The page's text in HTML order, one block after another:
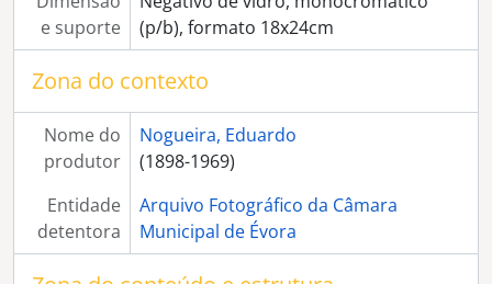
[Série] Exposição "Barristas do Alentejo", no Palácio de Dom Manuel
[Série] Imagens de lavoura encomendadas pelo Engenheiro Sardinha Oliveira
[Série] Feira de São João de 1948
[Série] Abertura da Rua de Olivença
[Série] Reprodução de pinturas não identificadas
[Série] Propriedade de João Lopes Fernandes
[Série] Gráfica Eborense
[Série] Aspectos de Beja
[Série] Moinhos em local não identificado
e suporte
(p/b), formato 18x24cm
Zona do contexto
Nome do
produtor
Nogueira, Eduardo
(1898-1969)
Entidade
detentora
Arquivo Fotográfico da Câmara
Municipal de Évora